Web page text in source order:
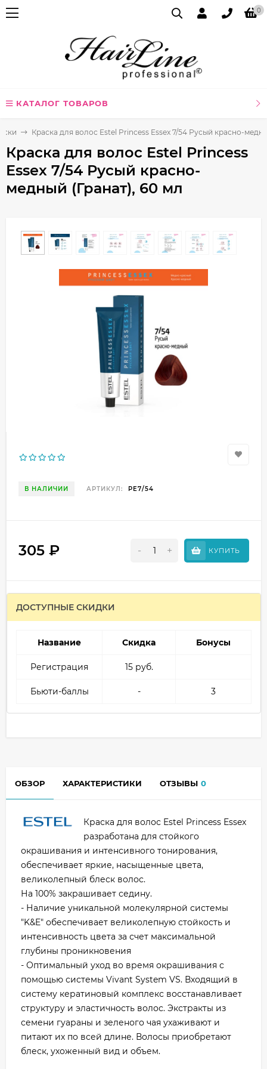
0
КАТАЛОГ ТОВАРОВ
Краска для волос Estel Princess Essex 7/54 Русый красно-
Краска для волос Estel Princess
Essex 7/54 Русый красно-
медный (Гранат), 60 мл
В НАЛИЧИИ АРТИКУЛ: PE7/54
305 ₽ - + КУПИТЬ
ДОСТУПНЫЕ СКИДКИ
Название Скидка Бонусы
Регистрация 15 руб.
Бьюти-баллы - 3
ОБЗОР ХАРАКТЕРИСТИКИ ОТЗЫВЫ 0
Краска для волос Estel Princess Essex
разработана для стойкого
окрашивания и интенсивного тонирования,
обеспечивает яркие, насыщенные цвета,
великолепный блеск волос.
На 100% закрашивает седину.
- Наличие уникальной молекулярной системы
"K&E" обеспечивает великолепную стойкость и
интенсивность цвета за счет максимальной
глубины проникновения
- Оптимальный уход во время окрашивания с
помощью системы Vivant System VS. Входящий в
систему кератиновый комплекс восстанавливает
структуру и эластичность волос. Экстракты из
семени гуараны и зеленого чая ухаживают и
питают их по всей длине. Волосы приобретают
блеск, ухоженный вид и объем.